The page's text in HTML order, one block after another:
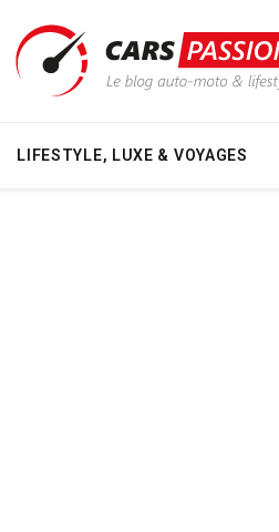
LIFESTYLE, LUXE & VOYAGES